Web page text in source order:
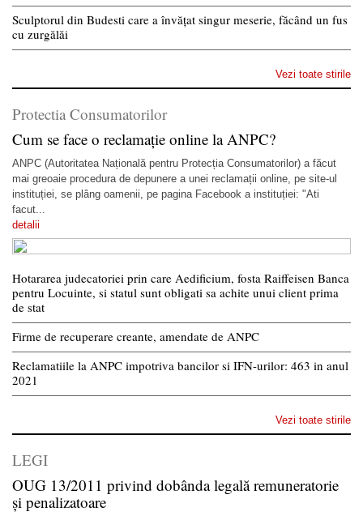
Sculptorul din Budesti care a învățat singur meserie, făcând un fus
cu zurgălăi
Vezi toate stirile
Protectia Consumatorilor
Cum se face o reclamație online la ANPC?
ANPC (Autoritatea Națională pentru Protecția Consumatorilor) a făcut
mai greoaie procedura de depunere a unei reclamații online, pe site-ul
instituției, se plâng oamenii, pe pagina Facebook a instituției: "Ati
facut...
detalii
Hotararea judecatoriei prin care Aedificium, fosta Raiffeisen Banca
pentru Locuinte, si statul sunt obligati sa achite unui client prima
de stat
Firme de recuperare creante, amendate de ANPC
Reclamatiile la ANPC impotriva bancilor si IFN-urilor: 463 in anul
2021
Vezi toate stirile
LEGI
OUG 13/2011 privind dobânda legală remuneratorie
și penalizatoare